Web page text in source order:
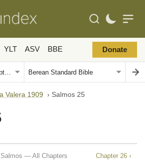
YLT ASV BBE Donate
Valera 1909 › Salmos 25
Salmos — All Chapters Chapter 26 ›